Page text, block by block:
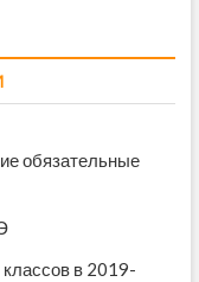
обязательные
в 2019-